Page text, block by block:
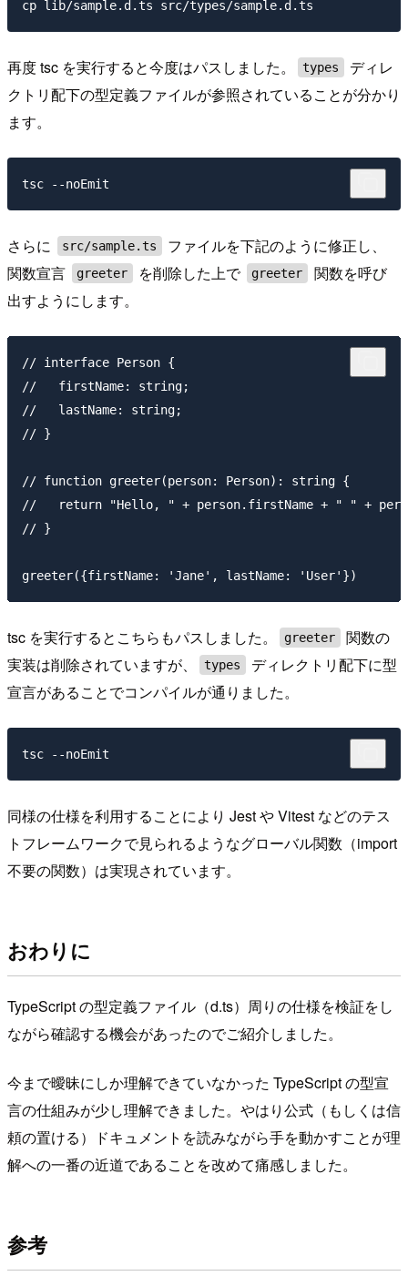
再度 tsc を実行すると今度はパスしました。 types
ディレ
クトリ配下の型定義ファイルが参照されていることが分かり
ます。
さらに src/sample.ts
ファイルを下記のように修正し、
関数宣言
greeter を削除した上で greeter
関数を呼び
出すようにします。
// interface Person {
//   firstName: string;
//   lastName: string;
// }
// function greeter(person: Person): string {
//   return "Hello, " + person.firstName + " " +
// }
tsc を実行するとこちらもパスしました。 greeter
関数の
実装は削除されていますが、
types
ディレクトリ配下に型
宣言があることでコンパイルが通りました。
同様の仕様を利用することにより Jest や Vitest などのテス
トフレームワークで見られるようなグローバル関数（import
不要の関数）は実現されています。
おわりに
TypeScript の型定義ファイル（d.ts）周りの仕様を検証をし
ながら確認する機会があったのでご紹介しました。
今まで曖昧にしか理解できていなかった TypeScript の型宣
言の仕組みが少し理解できました。やはり公式（もしくは信
頼の置ける）ドキュメントを読みながら手を動かすことが理
解への一番の近道であることを改めて痛感しました。
参考